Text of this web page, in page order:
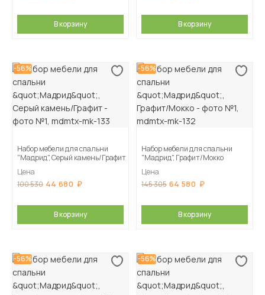
В корзину В корзину
-56%
Набор мебели для спальни
"Мадрид", Серый камень/Графит
Цена
100 530 44 680
В корзину
-56%
Набор мебели для спальни
"Мадрид", Графит/Мокко
Цена
145 305 64 580
В корзину
-56% -56%